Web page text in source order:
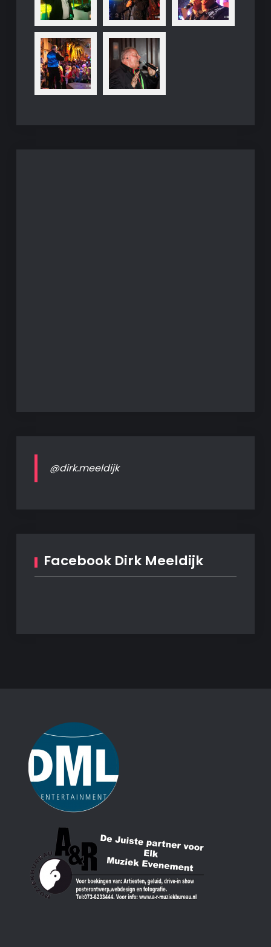
@dirk.meeldijk
Facebook Dirk Meeldijk